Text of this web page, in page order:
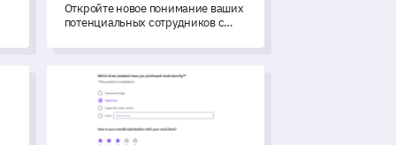
Откройте новое понимание ваших
потенциальных сотрудников с
шаблона контактной формы для
учреждения
Шаблон опроса профессиональных интересов